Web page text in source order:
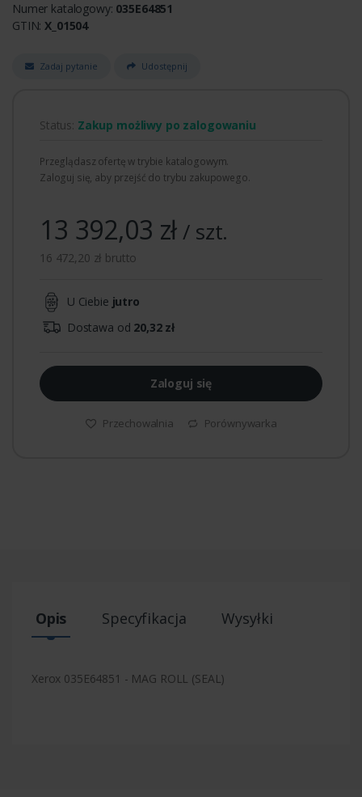
Numer katalogowy: 035E64851
GTIN:X_01504
Zadaj pytanie Udostępnij
Status: Zakup możliwy po zalogowaniu
Przeglądasz ofertę w trybie katalogowym.
Zaloguj się, aby przejść do trybu zakupowego.
13 392,03 zł / szt.
16 472,20 zł brutto
U Ciebie jutro
Dostawa od 20,32 zł
Zaloguj się
Przechowalnia Porównywarka
Opis Specyfikacja Wysyłki
Xerox 035E64851 - MAG ROLL (SEAL)